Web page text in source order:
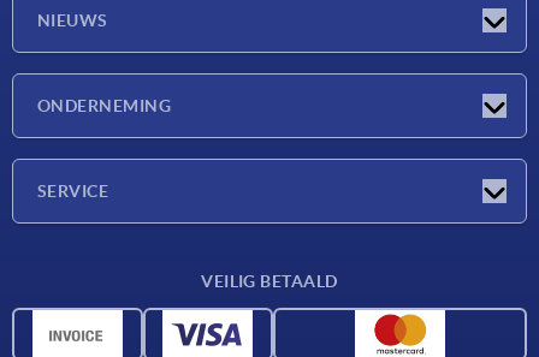
NIEUWS
ONDERNEMING
SERVICE
CAD-gegevens
VEILIG BETAALD